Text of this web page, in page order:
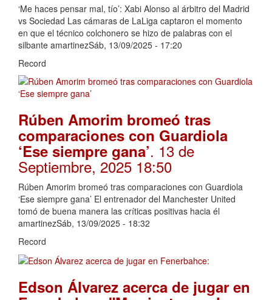
‘Me haces pensar mal, tío’: Xabi Alonso al árbitro del Madrid
vs Sociedad Las cámaras de LaLiga captaron el momento
en que el técnico colchonero se hizo de palabras con el
silbante amartinezSáb, 13/09/2025 - 17:20
Record
Rúben Amorim bromeó tras
comparaciones con Guardiola
‘Ese siempre gana’. 13 de
Septiembre, 2025 18:50
Rúben Amorim bromeó tras comparaciones con Guardiola
‘Ese siempre gana’ El entrenador del Manchester United
tomó de buena manera las críticas positivas hacia él
amartinezSáb, 13/09/2025 - 18:32
Record
Edson Álvarez acerca de jugar en